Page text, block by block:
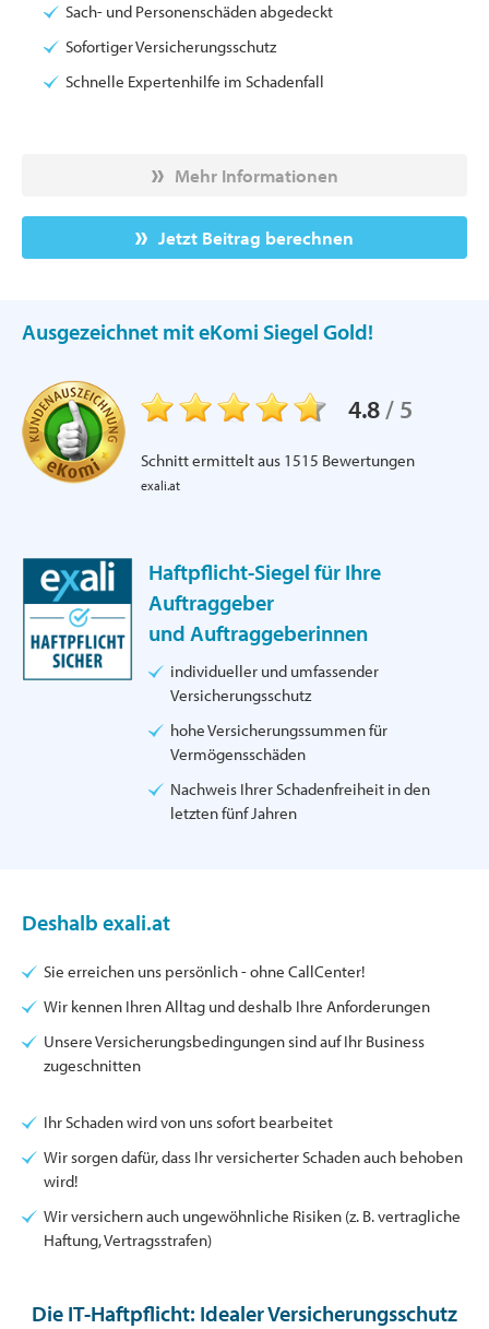
Sach- und Personenschäden abgedeckt
Sofortiger Versicherungsschutz
Schnelle Expertenhilfe im Schadenfall
Mehr Informationen
Jetzt Beitrag berechnen
Ausgezeichnet mit eKomi Siegel Gold!
4.8/ 5
Schnitt ermittelt aus 1515 Bewertungen
exali.at
Haftpflicht-Siegel für Ihre
Auftraggeber
und Auftraggeberinnen
individueller und umfassender
Versicherungsschutz
hohe Versicherungssummen für
Vermögensschäden
Nachweis Ihrer Schadenfreiheit in den
letzten fünf Jahren
Deshalb exali.at
Sie erreichen uns persönlich - ohne CallCenter!
Wir kennen Ihren Alltag und deshalb Ihre Anforderungen
Unsere Versicherungsbedingungen sind auf Ihr Business
zugeschnitten
Ihr Schaden wird von uns sofort bearbeitet
Wir sorgen dafür, dass Ihr versicherter Schaden auch behoben
wird!
Wir versichern auch ungewöhnliche Risiken (z. B. vertragliche
Haftung, Vertragsstrafen)
Die IT-Haftpflicht: Idealer Versicherungsschutz